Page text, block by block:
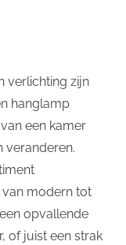
verlichting zijn
hanglamp
een kamer
veranderen.
van modern tot
opvallende
of juist een strak